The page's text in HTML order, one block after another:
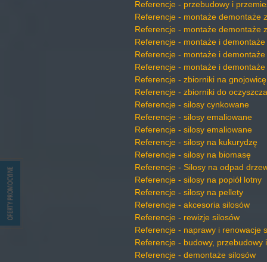
Referencje - przebudowy i
Referencje - montaże demontaże
Referencje - montaże demontaże
Referencje - montaże i
Referencje - montaże i
Referencje - montaże i
Referencje - zbiorniki na
Referencje - zbiorniki do
Referencje - silosy cynkowane
Referencje - silosy emaliowane
Referencje - silosy emaliowane
Referencje - silosy na kukurydzę
Referencje - silosy na biomasę
Referencje - Silosy na odpad
Referencje - silosy na popiół lotny
Referencje - silosy na pellety
Referencje - akcesoria silosów
Referencje - rewizje silosów
Referencje - naprawy i renowacje
Referencje - budowy, przebudowy
Referencje - demontaże silosów